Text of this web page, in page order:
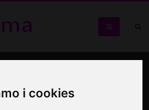
i cookies
ero
paese, resta straniero sempre